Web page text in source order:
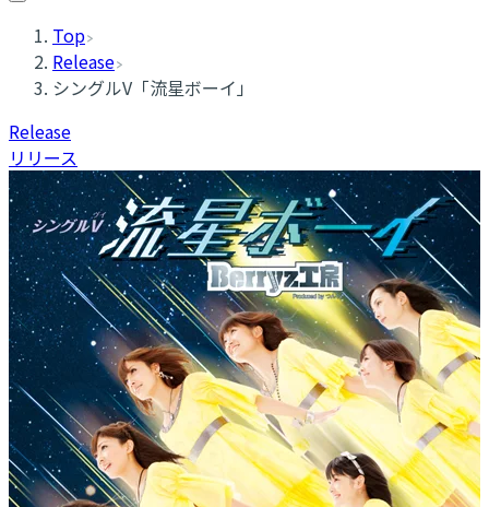
Top
Release
シングルV「流星ボーイ」
Release
リリース